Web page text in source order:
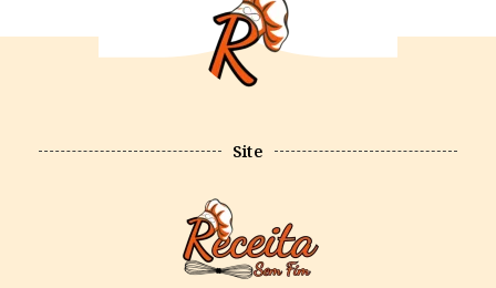
Site